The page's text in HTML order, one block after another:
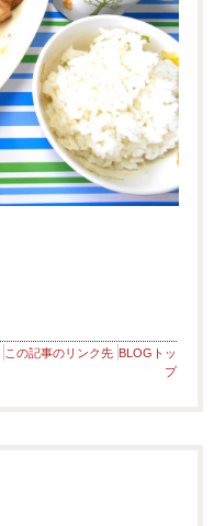
この記事のリンク先 BLOGトッ
プ